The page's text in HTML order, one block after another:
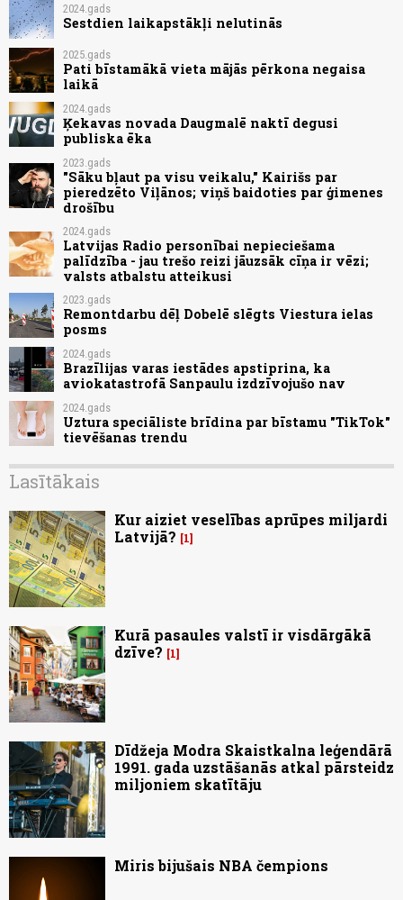
2024.gads
Sestdien laikapstākļi nelutinās
2025.gads
Pati bīstamākā vieta mājās pērkona negaisa
laikā
2024.gads
Ķekavas novada Daugmalē naktī degusi
publiska ēka
2023.gads
"Sāku bļaut pa visu veikalu," Kairišs par
pieredzēto Viļānos; viņš baidoties par ģimenes
drošību
2024.gads
Latvijas Radio personībai nepieciešama
palīdzība - jau trešo reizi jāuzsāk cīņa ir vēzi;
valsts atbalstu atteikusi
2023.gads
Remontdarbu dēļ Dobelē slēgts Viestura ielas
posms
2024.gads
Brazīlijas varas iestādes apstiprina, ka
aviokatastrofā Sanpaulu izdzīvojušo nav
2024.gads
Uztura speciāliste brīdina par bīstamu "TikTok"
tievēšanas trendu
Lasītākais
Kur aiziet veselības aprūpes miljardi
Latvijā?
1
Kurā pasaules valstī ir visdārgākā
dzīve?
1
Dīdžeja Modra Skaistkalna leģendārā
1991. gada uzstāšanās atkal pārsteidz
miljoniem skatītāju
Miris bijušais NBA čempions